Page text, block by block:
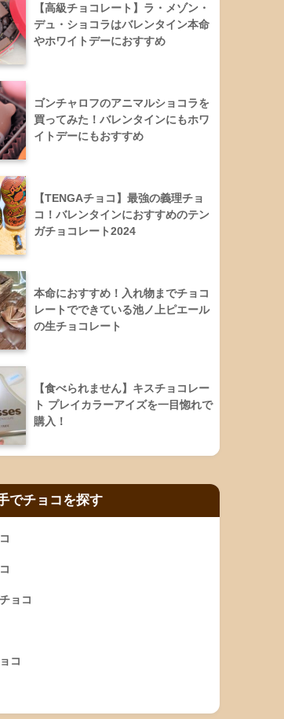
【高級チョコレート】ラ・メゾン・
デュ・ショコラはバレンタイン本命
やホワイトデーにおすすめ
ゴンチャロフのアニマルショコラを
買ってみた！バレンタインにもホワ
イトデーにもおすすめ
【TENGAチョコ】最強の義理チョ
コ！バレンタインにおすすめのテン
ガチョコレート2024
本命におすすめ！入れ物までチョコ
レートでできている池ノ上ピエール
の生チョコレート
【食べられません】キスチョコレー
ト プレイカラーアイズを一目惚れで
購入！
でチョコを探す
ョコ
コ